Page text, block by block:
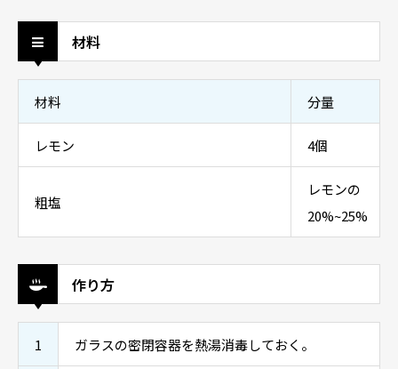
材料
材料 分量
レモン 4個
粗塩
レモンの
20%~25%
作り方
1 ガラスの密閉容器を熱湯消毒しておく。